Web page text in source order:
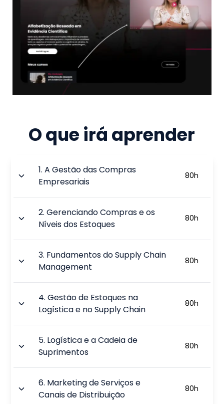
O que irá aprender
1.A Gestão das Compras
Empresariais
80h
2.Gerenciando Compras e os
Níveis dos Estoques
80h
3. Fundamentos do Supply Chain
Management
80h
4.Gestão de Estoques na
Logística e no Supply Chain
80h
5. Logística e a Cadeia de
Suprimentos
80h
6. Marketing de Serviços e
Canais de Distribuição
80h